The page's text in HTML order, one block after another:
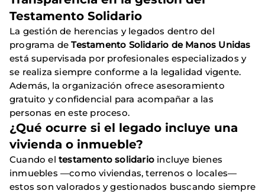
Testamento Solidario
La gestión de herencias y legados dentro del
programa deTestamento Solidario de Manos Unidas
está supervisada por profesionales especializados y
se realiza siempre conforme a la legalidad vigente.
Además, la organización ofrece asesoramiento
gratuito y confidencial para acompañar a las
personas en este proceso.
¿Qué ocurre si el legado incluye una
vivienda o inmueble?
Cuando el testamento solidario incluye bienes
inmuebles —como viviendas, terrenos o locales—
estos son valorados y gestionados buscando siempre